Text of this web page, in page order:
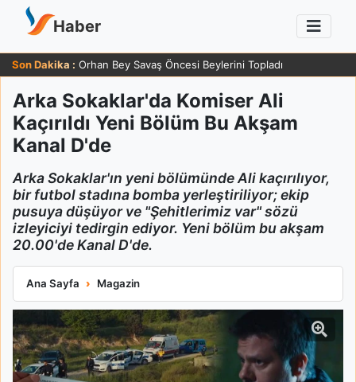
Haber
Son Dakika : Orhan Bey Savaş Öncesi Beylerini Topladı
Arka Sokaklar'da Komiser Ali
Kaçırıldı Yeni Bölüm Bu Akşam
Kanal D'de
Arka Sokaklar'ın yeni bölümünde Ali kaçırılıyor,
bir futbol stadına bomba yerleştiriliyor; ekip
pusuya düşüyor ve "Şehitlerimiz var" sözü
izleyiciyi tedirgin ediyor. Yeni bölüm bu akşam
20.00'de Kanal D'de.
Ana Sayfa Magazin
Arka Sokaklar'da Komiser Ali Kaçırıldı Yeni Bölüm Bu Akşam